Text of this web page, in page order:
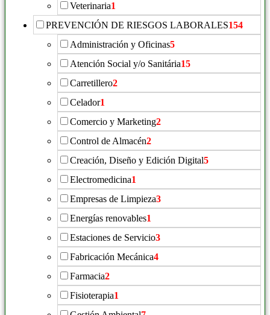
Veterinaria1
PREVENCIÓN DE RIESGOS LABORALES154
Administración y Oficinas5
Atención Social y/o Sanitária15
Carretillero2
Celador1
Comercio y Marketing2
Control de Almacén2
Creación, Diseño y Edición Digital5
Electromedicina1
Empresas de Limpieza3
Energías renovables1
Estaciones de Servicio3
Fabricación Mecánica4
Farmacia2
Fisioterapia1